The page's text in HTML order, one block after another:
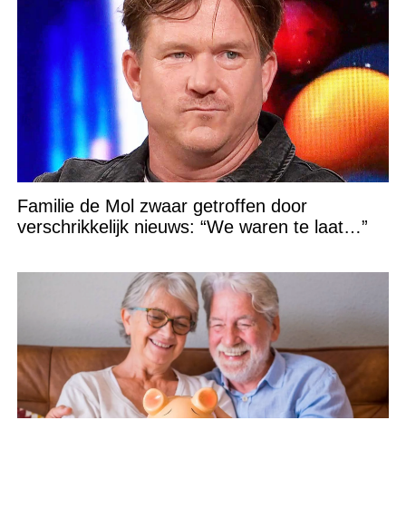
Familie de Mol zwaar getroffen door
verschrikkelijk nieuws: “We waren te laat…”